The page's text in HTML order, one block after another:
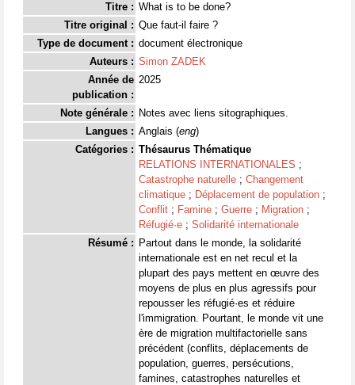
Titre : What is to be done?
Titre original : Que faut-il faire ?
Type de document : document électronique
Auteurs : Simon ZADEK
Année de
publication :
2025
Note générale : Notes avec liens sitographiques.
Langues : Anglais (eng)
Catégories : Thésaurus Thématique
RELATIONS INTERNATIONALES ;
Catastrophe naturelle ; Changement
climatique ; Déplacement de population ;
Conflit ; Famine ; Guerre ; Migration ;
Réfugié·e ; Solidarité internationale
Résumé : Partout dans le monde, la solidarité
internationale est en net recul et la
plupart des pays mettent en œuvre des
moyens de plus en plus agressifs pour
repousser les réfugié·es et réduire
l'immigration. Pourtant, le monde vit une
ère de migration multifactorielle sans
précédent (conflits, déplacements de
population, guerres, persécutions,
famines, catastrophes naturelles et